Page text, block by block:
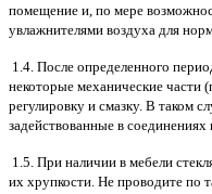
помещение и, по мере
увлажнителями воздуха для
1.4. После определенного
некоторые механические части
регулировку и смазку. В таком
задействованные в
1.5. При наличии в мебели
их хрупкости. Не проводите по